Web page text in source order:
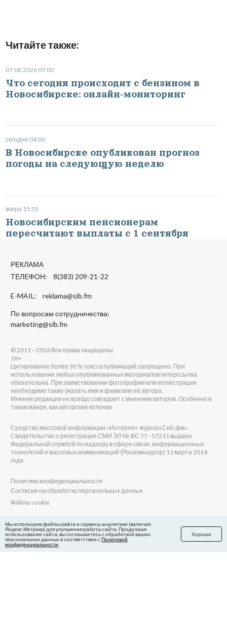
Читайте также:
07.08.2026 07:00
Что сегодня происходит с бензином в
Новосибирске: онлайн-мониторинг
сегодня 04:00
В Новосибирске опубликован прогноз
погоды на следующую неделю
вчера 15:35
Новосибирским пенсионерам
пересчитают выплаты с 1 сентября
РЕКЛАМА
ТЕЛЕФОН: 8(383) 209-21-22
E-MAIL: reklama@sib.fm
По вопросам сотрудничества:
marketing@sib.fm
© 2011—2026 Все права защищены.
18+
Цитирование более 30 % текста публикаций запрещено. При
использовании любых опубликованных материалов гиперссылка
обязательна. При заимствовании фотографии или иллюстрации
необходимо также указать имя и фамилию её автора.
Мнение редакции не всегда совпадает с мнением авторов. Особенно в
таком жанре, как авторские колонки.
Средство массовой информации «Интернет-журнал Сиб.фм».
Свидетельство о регистрации СМИ ЭЛ № ФС 77 - 57211 выдано
Федеральной службой по надзору в сфере связи, информационных
технологий и массовых коммуникаций (Роскомнадзор) 11 марта 2014
года.
Политика конфиденциальности
Согласие на обработку персональных данных
Файлы cookie
Главный редактор Сиб.фм
Бобровников Виктор Евгеньевич
Учредитель ООО «Сиб.фм»
E-mail редакции: fm@sib.fm
Мы используем файлы cookie и сервисы аналитики (включая
Яндекс.Метрику) для улучшения работы сайта. Продолжая
использование сайта, вы соглашаетесь с обработкой ваших
персональных данных в соответствии сПолитикой
конфиденциальности
Хорошо